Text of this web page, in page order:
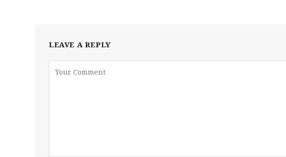
LEAVE A REPLY